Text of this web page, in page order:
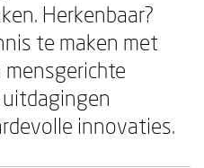
Herkenbaar?
te maken met
uitdagingen
innovaties.